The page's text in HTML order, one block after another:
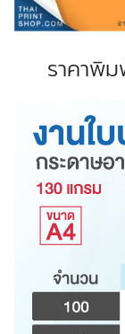
ราคาพิ